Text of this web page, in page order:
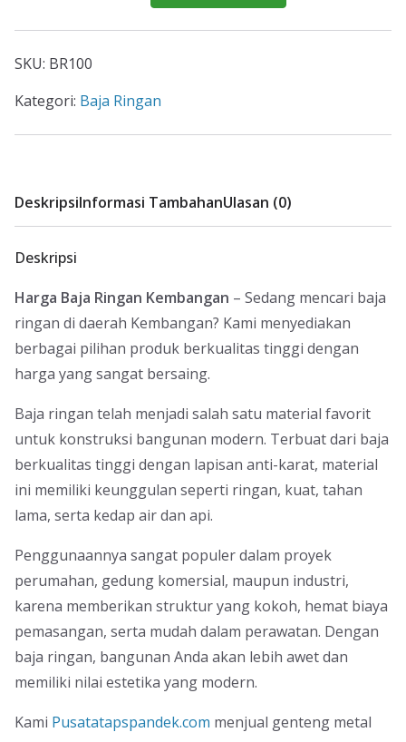
2026
SKU: BR100
Kategori: Baja Ringan
DeskripsiInformasi TambahanUlasan (0)
Deskripsi
Harga Baja Ringan Kembangan – Sedang mencari baja
ringan di daerah Kembangan? Kami menyediakan
berbagai pilihan produk berkualitas tinggi dengan
harga yang sangat bersaing.
Baja ringan telah menjadi salah satu material favorit
untuk konstruksi bangunan modern. Terbuat dari baja
berkualitas tinggi dengan lapisan anti-karat, material
ini memiliki keunggulan seperti ringan, kuat, tahan
lama, serta kedap air dan api.
Penggunaannya sangat populer dalam proyek
perumahan, gedung komersial, maupun industri,
karena memberikan struktur yang kokoh, hemat biaya
pemasangan, serta mudah dalam perawatan. Dengan
baja ringan, bangunan Anda akan lebih awet dan
memiliki nilai estetika yang modern.
Kami Pusatatapspandek.com menjual genteng metal